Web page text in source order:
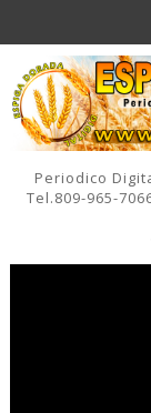
Periodico
Tel.809-965-